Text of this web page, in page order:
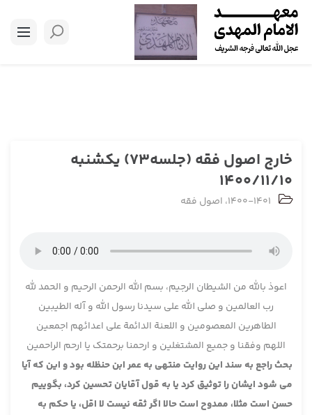
خارج اصول فقه (جلسه73) یکشنبه
1400/11/10
1400-1401، اصول فقه
اعوذ بالله من الشیطان الرجیم، بسم الله الرحمن الرحیم و الحمد لله
رب العالمین و صلی الله علی سیدنا رسول الله و آله الطیبین
الطاهرین المعصومین و اللعنة الدائمة علی اعدائهم اجمعین
اللهم وفقنا و جمیع المشتغلین و ارحمنا برحمتک یا ارحم الراحمین
بحث راجع به سند این روایت منتهی به عمر ابن حنظله بود و این که آیا
می شود ایشان را توثیق کرد یا به قول آقایان تحسین کرد، بگوییم
حسن است مثلا، ممدوح است حالا اگر ثقه نیست لا اقل، یا حکم به